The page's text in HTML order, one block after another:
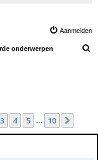
Aanmelden
onderwerpen
van 10
3 4 5 10